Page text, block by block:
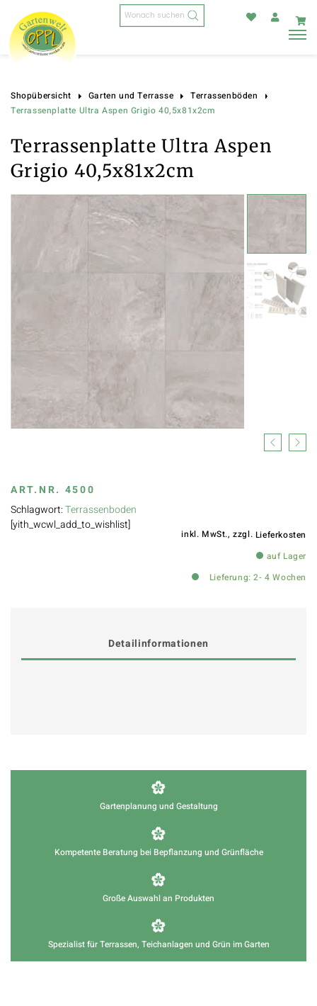
Products
search
Shopübersicht Garten und Terrasse
Terrassenböden
Terrassenplatte Ultra Aspen Grigio 40,5x81x2cm
Terrassenplatte Ultra Aspen
Grigio 40,5x81x2cm
Previous
Next
ART.NR. 4500
Schlagwort:Terrassenboden
[yith_wcwl_add_to_wishlist]
inkl. MwSt., zzgl. Lieferkosten
auf Lager
Lieferung: 2- 4 Wochen
Detailinformationen
Gartenplanung und Gestaltung
Kompetente Beratung bei Bepflanzung und Grünfläche
Große Auswahl an Produkten
Spezialist für Terrassen, Teichanlagen und Grün im Garten